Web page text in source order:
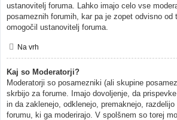
ustanovitelj foruma. Lahko imajo celo vse
posameznih forumih, kar pa je zopet odvisno
omogočil ustanovitelj foruma.
Na vrh
Kaj so Moderatorji?
Moderatorji so posamezniki (ali skupine
skrbijo za forume. Imajo dovoljenje, da
in da zaklenejo, odklenejo, premaknejo,
forumu, ki ga moderirajo. V spolšnem so torej